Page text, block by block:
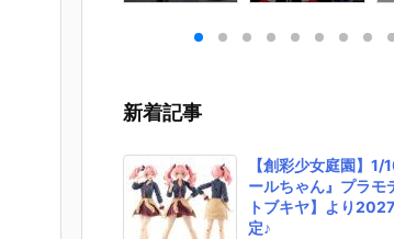
栖（まきせ く
【グッドスマ
ー】より202
6年12月発売
予定♪
『アル・アジ
発売予定☆
新着記事
【創彩少女庭園】1/
ールちゃん』プラモ
トブキヤ】より
定♪